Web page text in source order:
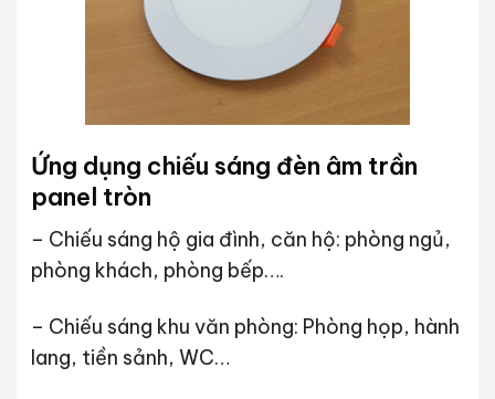
Ứng dụng chiếu sáng đèn âm trần
panel tròn
– Chiếu sáng hộ gia đình, căn hộ: phòng ngủ,
phòng khách, phòng bếp….
– Chiếu sáng khu văn phòng: Phòng họp, hành
lang, tiền sảnh, WC…